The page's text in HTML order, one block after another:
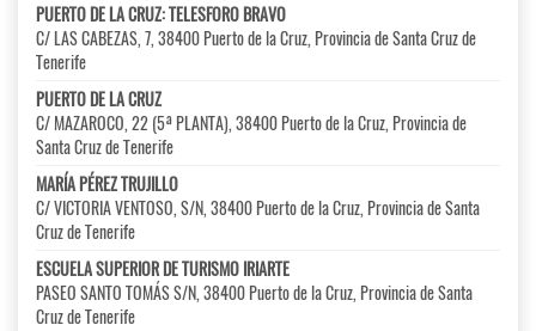
PUERTO DE LA CRUZ: TELESFORO BRAVO
C/ LAS CABEZAS, 7, 38400 Puerto de la Cruz, Provincia de Santa Cruz de
Tenerife
PUERTO DE LA CRUZ
C/ MAZAROCO, 22 (5ª PLANTA), 38400 Puerto de la Cruz, Provincia de
Santa Cruz de Tenerife
MARÍA PÉREZ TRUJILLO
C/ VICTORIA VENTOSO, S/N, 38400 Puerto de la Cruz, Provincia de Santa
Cruz de Tenerife
ESCUELA SUPERIOR DE TURISMO IRIARTE
PASEO SANTO TOMÁS S/N, 38400 Puerto de la Cruz, Provincia de Santa
Cruz de Tenerife